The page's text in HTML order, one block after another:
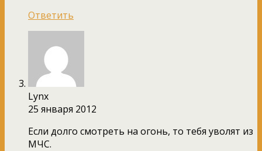
Ответить
Lynx
25 января 2012
Если долго смотреть на огонь, то тебя уволят из
МЧС.